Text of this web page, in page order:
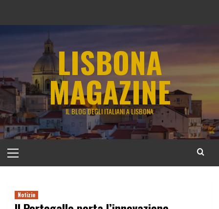
LISBONA
MAGAZINE
IL BLOG DEGLI ITALIANI A LISBONA
principale
Notizie